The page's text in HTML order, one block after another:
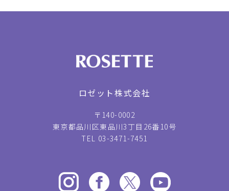
ロゼット株式会社
〒140-0002
東京都品川区東品川3丁目26番10号
TEL 03-3471-7451